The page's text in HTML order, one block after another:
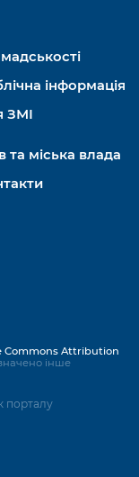
інформація
ЗМІ
та міська влада
порталу
Commons Attribution
інше